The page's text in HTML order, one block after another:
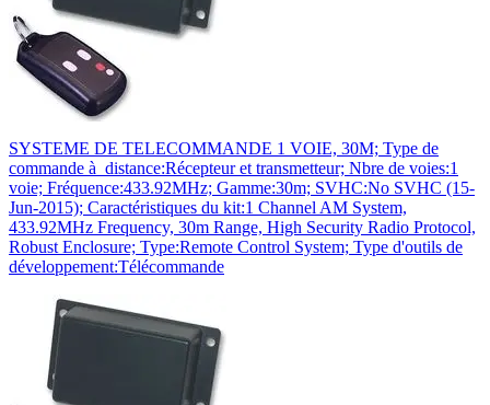
SYSTEME DE TELECOMMANDE 1 VOIE, 30M; Type de
commande à distance:Récepteur et transmetteur; Nbre de voies:1
voie; Fréquence:433.92MHz; Gamme:30m; SVHC:No SVHC (15-
Jun-2015); Caractéristiques du kit:1 Channel AM System,
433.92MHz Frequency, 30m Range, High Security Radio Protocol,
Robust Enclosure; Type:Remote Control System; Type d'outils de
développement:Télécommande